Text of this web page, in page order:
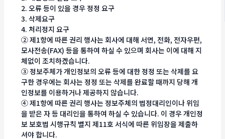
2. 오류 등이 있을 경우 정정 요구
3. 삭제요구
4. 처리정지 요구
② 제1항에 따른 권리 행사는 회사에 대해 서면, 전화, 전자우편,
모사전송(FAX) 등을 통하여 하실 수 있으며 회사는 이에 대해 지
체없이 조치하겠습니다.
③ 정보주체가 개인정보의 오류 등에 대한 정정 또는 삭제를 요
구한 경우에는 회사는 정정 또는 삭제를 완료할 때까지 당해 개
인정보를 이용하거나 제공하지 않습니다.
④ 제1항에 따른 권리 행사는 정보주체의 법정대리인이나 위임
을 받은 자 등 대리인을 통하여 하실 수 있습니다. 이 경우 개인정
보 보호법 시행규칙 별지 제11호 서식에 따른 위임장을 제출하
셔야 합니다.